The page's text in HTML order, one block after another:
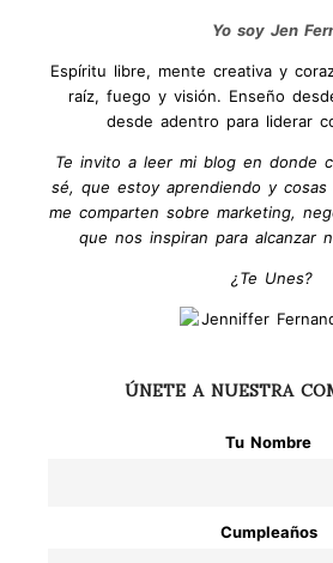
Yo soy Jen
Espíritu libre, mente creativa y
raíz, fuego y visión. Enseño
desde adentro para liderar
Te invito a leer mi blog en donde
sé, que estoy aprendiendo y
me comparten sobre marketing,
que nos inspiran para alcanzar
¿Te Unes?
ÚNETE A NUESTRA
Tu Nombre
Cumpleaños